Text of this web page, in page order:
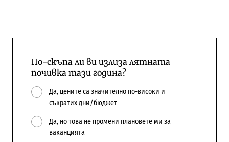
По-скъпа ли ви излиза лятната
почивка тази година?
Да, цените са значително по-високи и
съкратих дни/бюджет
Да, но това не промени плановете ми за
ваканцията